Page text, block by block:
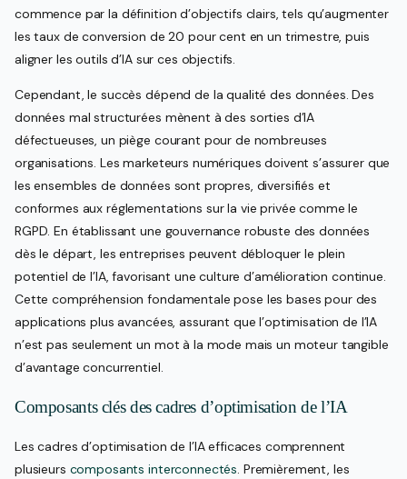
commence par la définition d’objectifs clairs, tels qu’augmenter
les taux de conversion de 20 pour cent en un trimestre, puis
aligner les outils d’IA sur ces objectifs.
Cependant, le succès dépend de la qualité des données. Des
données mal structurées mènent à des sorties d’IA
défectueuses, un piège courant pour de nombreuses
organisations. Les marketeurs numériques doivent s’assurer que
les ensembles de données sont propres, diversifiés et
conformes aux réglementations sur la vie privée comme le
RGPD. En établissant une gouvernance robuste des données
dès le départ, les entreprises peuvent débloquer le plein
potentiel de l’IA, favorisant une culture d’amélioration continue.
Cette compréhension fondamentale pose les bases pour des
applications plus avancées, assurant que l’optimisation de l’IA
n’est pas seulement un mot à la mode mais un moteur tangible
d’avantage concurrentiel.
Composants clés des cadres d’optimisation de l’IA
Les cadres d’optimisation de l’IA efficaces comprennent
plusieurs composants interconnectés . Premièrement, les